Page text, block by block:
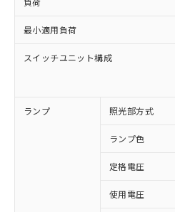
最小適用負荷
スイッチユニット構成
ランプ 照光部方式
ランプ色
定格電圧
使用電圧